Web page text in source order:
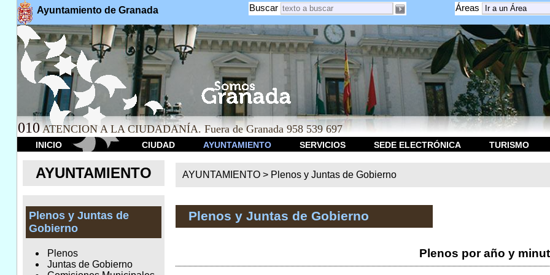
Ayuntamiento de Granada Áreas
Buscar
010 ATENCION A LA CIUDADANÍA. Fuera de Granada 958 539 697
INICIO CIUDAD AYUNTAMIENTO SERVICIOS SEDE ELECTRÓNICA TURISMO
AYUNTAMIENTO
Plenos y Juntas de
Gobierno
Plenos
Juntas de Gobierno
AYUNTAMIENTO > Plenos y Juntas de Gobierno
Plenos y Juntas de Gobierno
Plenos por año y